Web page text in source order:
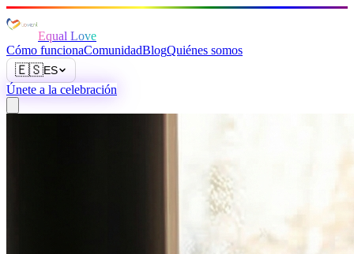
Equal Love
Cómo funcionaComunidadBlogQuiénes somos
🇪🇸ES
Únete a la celebración